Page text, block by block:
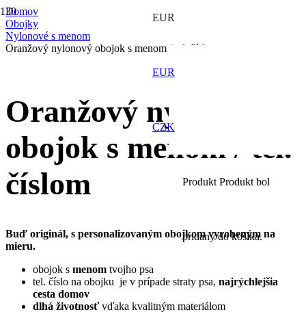
EUR
EUR
CZK
Produkt Produktbol
pridaný do košíka.
Domov
Obojky
Nylonové s menom
Oranžový nylonový obojok s menom / tel. číslom
Oranžový nylonový
obojok s menom / tel.
číslom
Buď originál, s personalizovaným obojkom vyrobeným na
mieru.
obojok s menom tvojho psa
tel. číslo na obojku je v prípade straty psa, najrýchlejšia
cesta domov
dlhá životnosťvďaka kvalitným materiálom